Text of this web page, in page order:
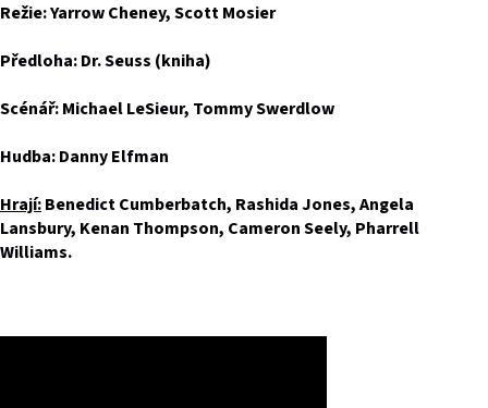
Režie: Yarrow Cheney, Scott Mosier
Předloha: Dr. Seuss (kniha)
Scénář: Michael LeSieur, Tommy Swerdlow
Hudba: Danny Elfman
Hrají:Benedict Cumberbatch, Rashida Jones, Angela
Lansbury, Kenan Thompson, Cameron Seely, Pharrell
Williams.